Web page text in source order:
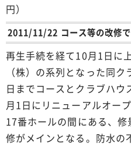
円）
2011/11/22 コース等の改修
再生手続を経て10月1日に
（株）の系列となった同
日までコースとクラブハ
月1日にリニューアルオー
17番ホールの間にある、
修がメインとなる。防水の